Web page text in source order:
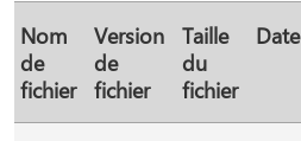
Nom
de
fichier
Version
de
fichier
Taille
du
fichier
Date